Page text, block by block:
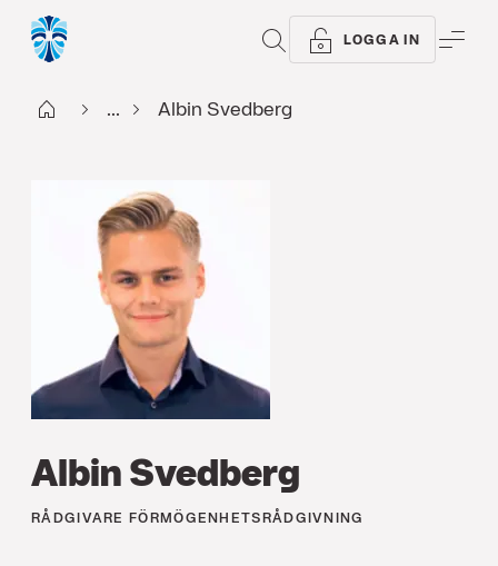
SÖK LOGGA IN
Start ... Albin Svedberg
Albin Svedberg
RÅDGIVARE FÖRMÖGENHETSRÅDGIVNING